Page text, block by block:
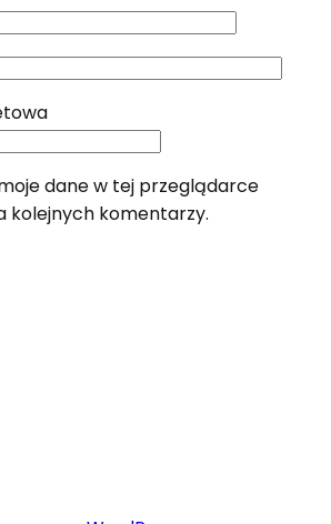
dane w tej przeglądarce
kolejnych komentarzy.